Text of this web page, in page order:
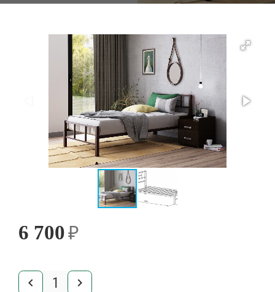
6 700₽
keyboard_arrow_left keyboard_arrow_right